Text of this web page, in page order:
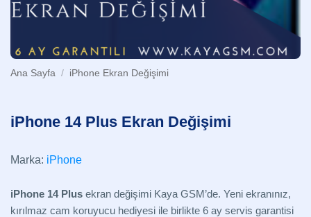
Ana Sayfa / iPhone Ekran Değişimi
iPhone 14 Plus Ekran Değişimi
Marka: iPhone
iPhone 14 Plus ekran değişimi Kaya GSM’de. Yeni ekranınız,
kırılmaz cam koruyucu hediyesi ile birlikte 6 ay servis garantisi